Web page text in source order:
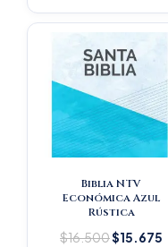
Biblia NTV
Económica Azul
Rústica
$16.500
Original
price
was:
$16.500.
$15.675